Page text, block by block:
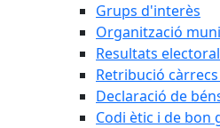
Grups d'interès
Organització
Resultats
Retribució
Declaració de
Codi ètic i de bon